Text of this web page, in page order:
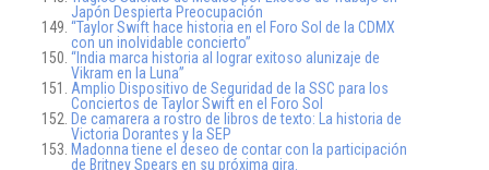
Japón Despierta Preocupación
“Taylor Swift hace historia en el Foro Sol de la CDMX
con un inolvidable concierto”
“India marca historia al lograr exitoso alunizaje de
Vikram en la Luna”
Amplio Dispositivo de Seguridad de la SSC para los
Conciertos de Taylor Swift en el Foro Sol
De camarera a rostro de libros de texto: La historia de
Victoria Dorantes y la SEP
Madonna tiene el deseo de contar con la participación
de Britney Spears en su próxima gira.